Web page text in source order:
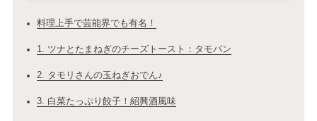
料理上手で芸能界でも有名！
1. ツナとたまねぎのチーズトースト：タモパン
2. タモリさんの玉ねぎおでん♪
3. 白菜たっぷり餃子！紹興酒風味